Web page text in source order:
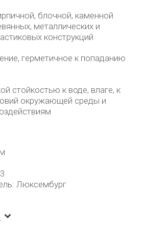
блочной, каменной
металлических и
конструкций
герметичное к попаданию
стойкостью к воде, влаге, к
окружающей среды и
Люксембург